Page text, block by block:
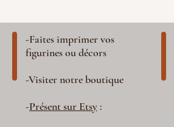
-Faites imprimer vos
figurines ou décors
-Visiter notre boutique
-Présent sur Etsy :